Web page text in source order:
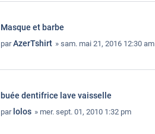
Masque et barbe
parAzerTshirt » sam. mai 21, 2016 12:30 am
buée dentifrice lave vaisselle
par lolos » mer. sept. 01, 2010 1:32 pm